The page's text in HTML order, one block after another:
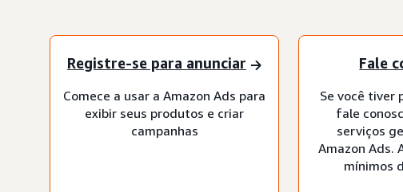
Registre-se para anunciar
Comece a usar a Amazon Ads para
exibir seus produtos e criar
campanhas
Fale
Se você tiver
fale
serviços
Amazon Ads.
mínimos